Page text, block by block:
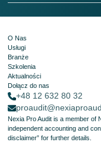
O Nas
Usługi
Branże
Szkolenia
Aktualności
Dołącz do nas
+48 12 632 80 32
Nexia Pro Audit is a member of
independent accounting and
disclaimer” for further details.